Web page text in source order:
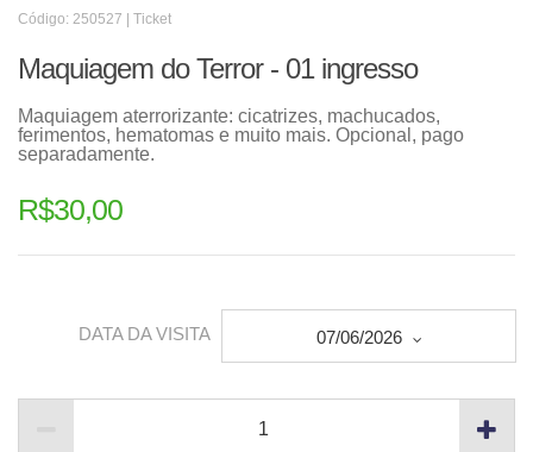
Código: 250527 | Ticket
Maquiagem do Terror - 01 ingresso
Maquiagem aterrorizante: cicatrizes, machucados,
ferimentos, hematomas e muito mais. Opcional, pago
separadamente.
R$30,00
DATA DA VISITA 07/06/2026